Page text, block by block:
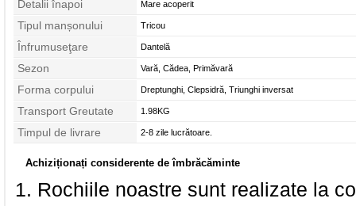
Detalii înapoi Mare acoperit
Tipul manșonului Tricou
Înfrumuseţare Dantelă
Sezon Vară, Cădea, Primăvară
Forma corpului Dreptunghi, Clepsidră, Triunghi inversat
Transport Greutate 1.98KG
Timpul de livrare 2-8 zile lucrătoare.
Achiziționați considerente de îmbrăcăminte
Rochiile noastre sunt realizate la